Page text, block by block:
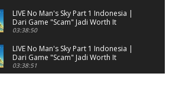
LIVE No Man's Sky Part 1 Indonesia |
Dari Game "Scam" Jadi Worth It
Banget?
03:38:50
LIVE No Man's Sky Part 1 Indonesia |
Dari Game "Scam" Jadi Worth It
Banget? (Portrait)
03:38:51